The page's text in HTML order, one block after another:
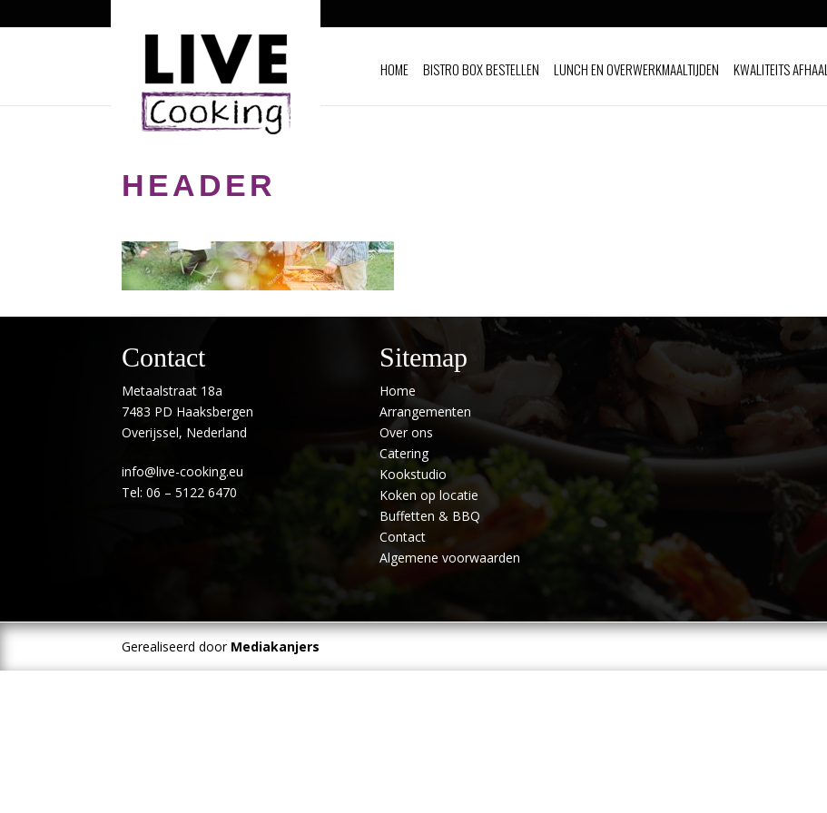
HOME BISTRO BOX BESTELLEN LUNCH EN OVERWERKMAALTIJDEN KWALITEITS AFHAAL
HEADER
Contact
Metaalstraat 18a
7483 PD Haaksbergen
Overijssel, Nederland
info@live-cooking.eu
Tel: 06 – 5122 6470
Sitemap
Home
Arrangementen
Over ons
Catering
Kookstudio
Koken op locatie
Buffetten & BBQ
Contact
Algemene voorwaarden
Gerealiseerd door Mediakanjers